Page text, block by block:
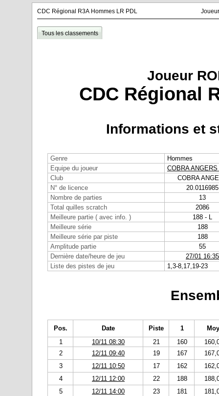
CDC Régional R3A Hommes LR PDL
Tous les classements
Joueur
CDC Régional
Informations et
Genre
Hommes
Equipe du joueur
COBRA ANGERS
Club
COBRA
N° de licence
20.0116985
Nombre de parties
13
Total quilles scratch
2086
Meilleure partie ( avec info. )
188 - L
Meilleure série
188
Meilleure série par piste
188
Amplitude partie
55
Dernière date/heure de jeu
27/01 16:35
Liste des pistes de jeu
1,3-8,17,19-23
Pos. Date Piste 1
1
10/11 08:30 21 160
2
12/11 09:40 19 167
3
12/11 10:50 17 162
4
12/11 12:00 22 188
5
12/11 14:00 23 181